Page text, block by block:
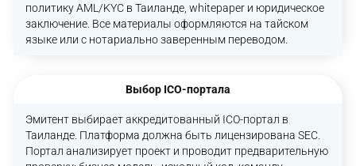
политику AML/KYC в Таиланде, whitepaper и юридическое
заключение. Все материалы оформляются на тайском
языке или с нотариально заверенным переводом.
Выбор ICO-портала
Эмитент выбирает аккредитованный ICO-портал в
Таиланде. Платформа должна быть лицензирована SEC.
Портал анализирует проект и проводит предварительную